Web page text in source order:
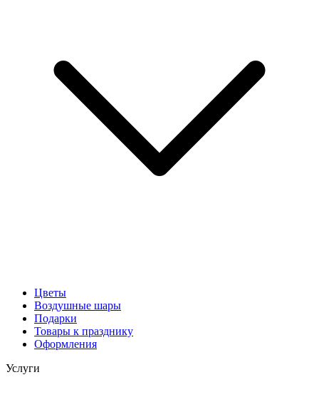
Цветы
Воздушные шары
Подарки
Товары к празднику
Оформления
Услуги